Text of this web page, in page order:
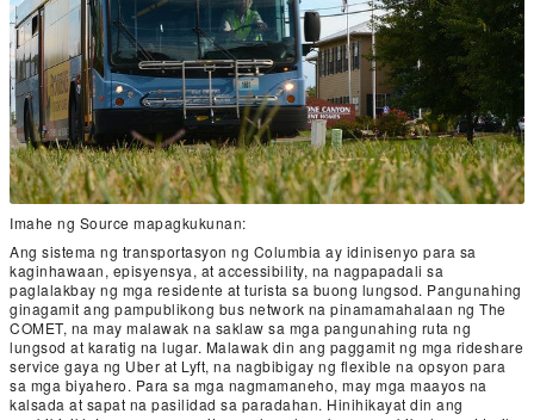
Imahe ng Source mapagkukunan:
Ang sistema ng transportasyon ng Columbia ay idinisenyo para sa
kaginhawaan, episyensya, at accessibility, na nagpapadali sa
paglalakbay ng mga residente at turista sa buong lungsod. Pangunahing
ginagamit ang pampublikong bus network na pinamamahalaan ng The
COMET, na may malawak na saklaw sa mga pangunahing ruta ng
lungsod at karatig na lugar. Malawak din ang paggamit ng mga rideshare
service gaya ng Uber at Lyft, na nagbibigay ng flexible na opsyon para
sa mga biyahero. Para sa mga nagmamaneho, may mga maayos na
kalsada at sapat na pasilidad sa paradahan. Hinihikayat din ang